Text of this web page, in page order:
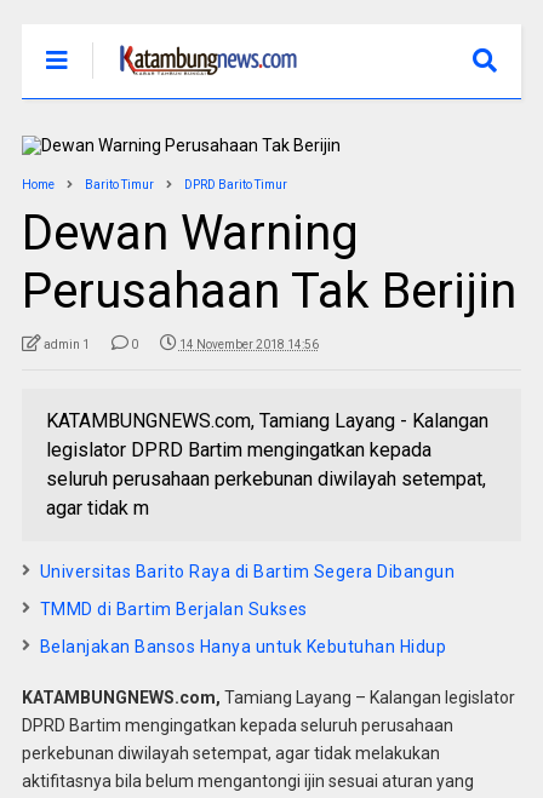
Home Barito Timur DPRD Barito Timur
Dewan Warning
Perusahaan Tak Berijin
admin 1 0 14 November 2018 14:56
KATAMBUNGNEWS.com, Tamiang Layang - Kalangan
legislator DPRD Bartim mengingatkan kepada
seluruh perusahaan perkebunan diwilayah setempat,
agar tidak m
Universitas Barito Raya di Bartim Segera Dibangun
TMMD di Bartim Berjalan Sukses
Belanjakan Bansos Hanya untuk Kebutuhan Hidup
KATAMBUNGNEWS.com, Tamiang Layang – Kalangan legislator
DPRD Bartim mengingatkan kepada seluruh perusahaan
perkebunan diwilayah setempat, agar tidak melakukan
aktifitasnya bila belum mengantongi ijin sesuai aturan yang